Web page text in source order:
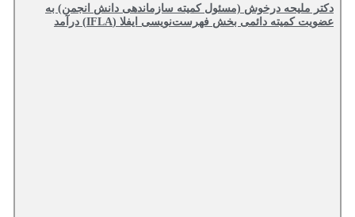
دکتر ملیحه درخوش (مسئول کمیته سازماندهی دانش انجمن) به
عضویت کمیته دائمی بخش فهرست‌نویسی ایفلا (IFLA) درآمد